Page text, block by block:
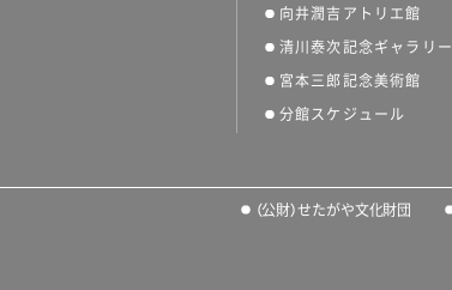
向井潤吉アトリエ館
清川泰次記念ギャラリー
宮本三郎記念美術館
分館スケジュール
（公財）せたがや文化財団